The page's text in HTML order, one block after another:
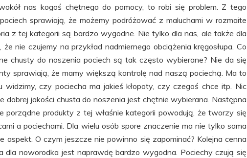
nas kogoś chętnego do pomocy, to robi się problem. Z tego
sprawiają, że możemy podróżować z maluchami w rozmaite
z tej kategorii są bardzo wygodne. Nie tylko dla nas, ale także dla
nie czujemy na przykład nadmiernego obciążenia kręgosłupa. Co
chusty do noszenia pociech są tak często wybierane? Nie da się
sprawiają, że mamy większą kontrolę nad naszą pociechą. Ma to
widzimy, czy pociecha ma jakieś kłopoty, czy czegoś chce itp. Nic
dobrej jakości chusta do noszenia jest chętnie wybierana. Następna
porządne produkty z tej właśnie kategorii powodują, że tworzy się
a pociechami. Dla wielu osób spore znaczenie ma nie tylko sama
aspekt. O czym jeszcze nie powinno się zapominać? Kolejna cenna
dla noworodka jest naprawdę bardzo wygodna. Pociechy czują się